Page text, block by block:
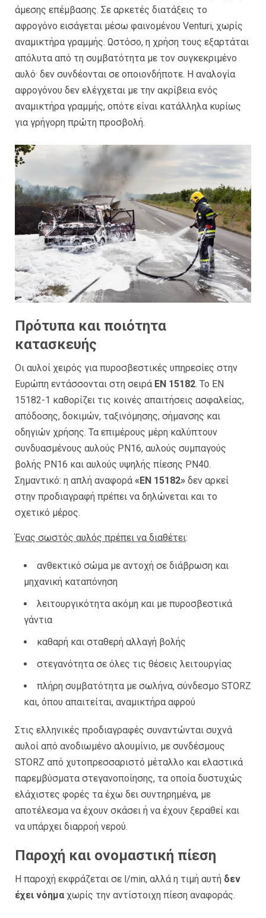
άμεσης επέμβασης. Σε αρκετές διατάξεις το
αφρογόνο εισάγεται μέσω φαινομένου Venturi, χωρίς
αναμικτήρα γραμμής. Ωστόσο, η χρήση τους εξαρτάται
απόλυτα από τη συμβατότητα με τον συγκεκριμένο
αυλό· δεν συνδέονται σε οποιονδήποτε. Η αναλογία
αφρογόνου δεν ελέγχεται με την ακρίβεια ενός
αναμικτήρα γραμμής, οπότε είναι κατάλληλα κυρίως
για γρήγορη πρώτη προσβολή.
Πρότυπα και ποιότητα
κατασκευής
Οι αυλοί χειρός για πυροσβεστικές υπηρεσίες στην
Ευρώπη εντάσσονται στη σειρά EN 15182. Το EN
15182-1 καθορίζει τις κοινές απαιτήσεις ασφαλείας,
απόδοσης, δοκιμών, ταξινόμησης, σήμανσης και
οδηγιών χρήσης. Τα επιμέρους μέρη καλύπτουν
συνδυασμένους αυλούς PN16, αυλούς συμπαγούς
βολής PN16 και αυλούς υψηλής πίεσης PN40.
Σημαντικό: η απλή αναφορά «EN 15182» δεν αρκεί
στην προδιαγραφή πρέπει να δηλώνεται και το
σχετικό μέρος.
Ένας σωστός αυλός πρέπει να διαθέτει:
ανθεκτικό σώμα με αντοχή σε διάβρωση και
μηχανική καταπόνηση
λειτουργικότητα ακόμη και με πυροσβεστικά
γάντια
καθαρή και σταθερή αλλαγή βολής
στεγανότητα σε όλες τις θέσεις λειτουργίας
πλήρη συμβατότητα με σωλήνα, σύνδεσμο STORZ
και, όπου απαιτείται, αναμικτήρα αφρού
Στις ελληνικές προδιαγραφές συναντώνται συχνά
αυλοί από ανοδιωμένο αλουμίνιο, με συνδέσμους
STORZ από χυτοπρεσσαριστό μέταλλο και ελαστικά
παρεμβύσματα στεγανοποίησης, τα οποία δυστυχώς
ελάχιστες φορές τα έχω δει συντηρημένα, με
αποτέλεσμα να έχουν σκάσει ή να έχουν ξεραθεί και
να υπάρχει διαρροή νερού.
Παροχή και ονομαστική πίεση
Η παροχή εκφράζεται σε l/min, αλλά η τιμή αυτή δεν
έχει νόημα χωρίς την αντίστοιχη πίεση αναφοράς.